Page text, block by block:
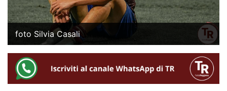
foto Silvia Casali